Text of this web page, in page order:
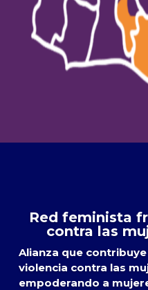
Red feminista
contra las
Alianza que
violencia contra las
empoderando a